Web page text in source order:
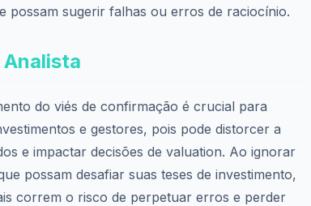
possam sugerir falhas ou erros de raciocínio.
do viés de confirmação é crucial para
e gestores, pois pode distorcer a
e impactar decisões de valuation. Ao ignorar
possam desafiar suas teses de investimento,
correm o risco de perpetuar erros e perder